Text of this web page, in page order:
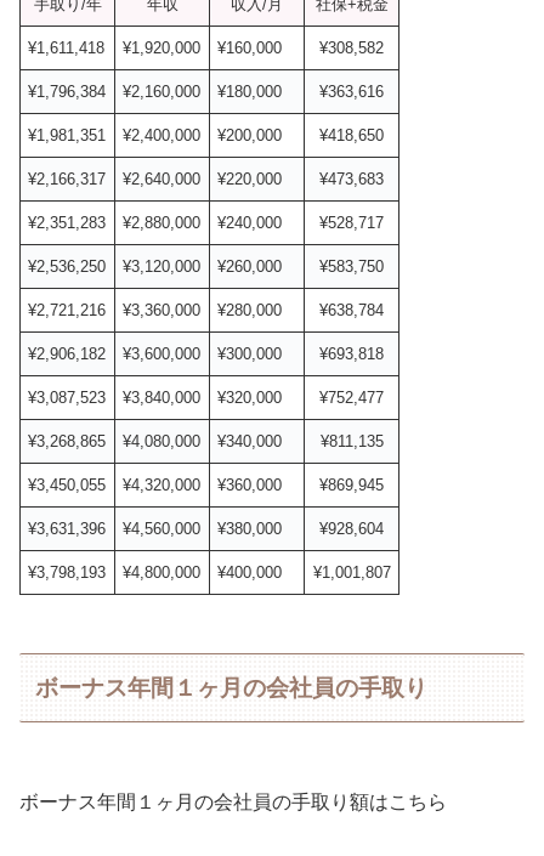
手取り/年 年収 収入/月 社保+税金
¥1,611,418 ¥1,920,000 ¥160,000 ¥308,582
¥1,796,384 ¥2,160,000 ¥180,000 ¥363,616
¥1,981,351 ¥2,400,000 ¥200,000 ¥418,650
¥2,166,317 ¥2,640,000 ¥220,000 ¥473,683
¥2,351,283 ¥2,880,000 ¥240,000 ¥528,717
¥2,536,250 ¥3,120,000 ¥260,000 ¥583,750
¥2,721,216 ¥3,360,000 ¥280,000 ¥638,784
¥2,906,182 ¥3,600,000 ¥300,000 ¥693,818
¥3,087,523 ¥3,840,000 ¥320,000 ¥752,477
¥3,268,865 ¥4,080,000 ¥340,000 ¥811,135
¥3,450,055 ¥4,320,000 ¥360,000 ¥869,945
¥3,631,396 ¥4,560,000 ¥380,000 ¥928,604
¥3,798,193 ¥4,800,000 ¥400,000 ¥1,001,807
ボーナス年間１ヶ月の会社員の手取り
ボーナス年間１ヶ月の会社員の手取り額はこちら